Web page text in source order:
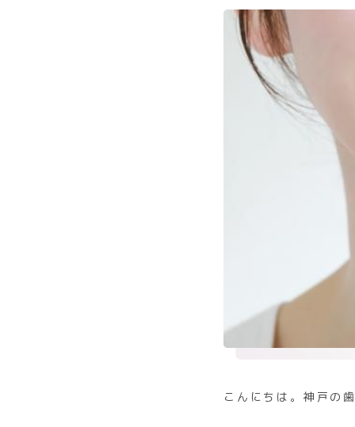
保険診療における書
こんにちは。神戸の